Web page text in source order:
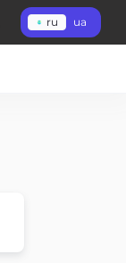
ru ua